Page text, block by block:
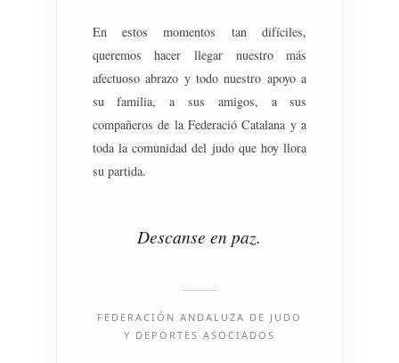
En estos momentos tan difíciles,
queremos hacer llegar nuestro más
afectuoso abrazo y todo nuestro apoyo a
su familia, a sus amigos, a sus
compañeros de la Federació Catalana y a
toda la comunidad del judo que hoy llora
su partida.
Descanse en paz.
FEDERACIÓN ANDALUZA DE JUDO
Y DEPORTES ASOCIADOS